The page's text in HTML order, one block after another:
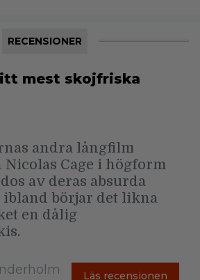
RECENSIONER
mest skojfriska
andra långfilm
Nicolas Cage i högform
av deras absurda
ibland börjar det likna
en dålig
Läs recensionen